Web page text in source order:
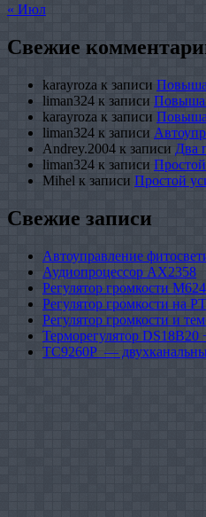
« Июл
Свежие
karayroza к записи
liman324 к записи
karayroza к записи
liman324 к записи
Andrey.2004 к записи Два
liman324 к записи Простой
Mihel к записи Простой
Свежие записи
Автоуправление
Аудиопроцессор AX2358
Регулятор громкости
Регулятор громкости на
Регулятор громкости и
Терморегулятор
TC9260P —